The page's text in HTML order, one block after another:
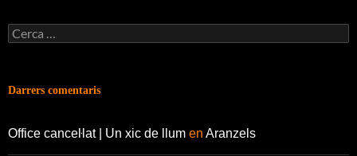
Cerca:
Darrers comentaris
Office canceŀlat | Un xic de llum en Aranzels